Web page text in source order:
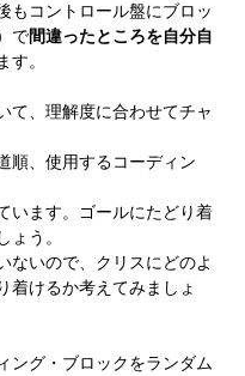
もコントロール盤にブロッ
で間違ったところを自分自
す。
て、理解度に合わせてチャ
順、使用するコーディン
います。ゴールにたどり着
ょう。
ないので、クリスにどのよ
着けるか考えてみましょ
ング・ブロックをランダム